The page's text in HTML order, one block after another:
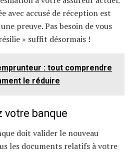
avec accusé de réception est
preuve. Pas besoin de vous
» suffit désormais !
: tout comprendre
le réduire
votre banque
doit valider le nouveau
les documents relatifs à votre